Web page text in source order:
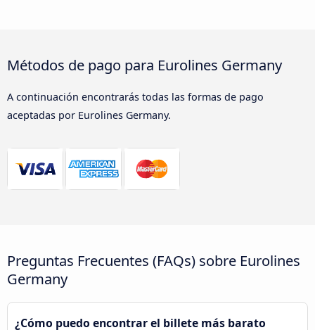
Métodos de pago para Eurolines Germany
A continuación encontrarás todas las formas de pago
aceptadas por Eurolines Germany.
Preguntas Frecuentes (FAQs) sobre Eurolines
Germany
¿Cómo puedo encontrar el billete más barato